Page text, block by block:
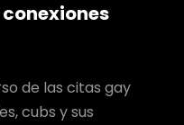
de las citas gay
cubs y sus